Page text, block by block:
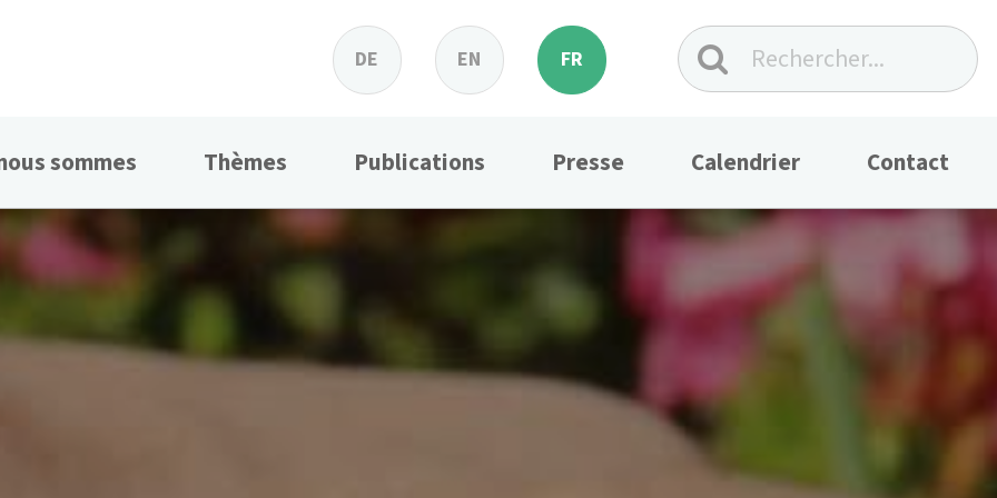
DE EN FR
sommes Thèmes Publications Presse Calendrier Contact